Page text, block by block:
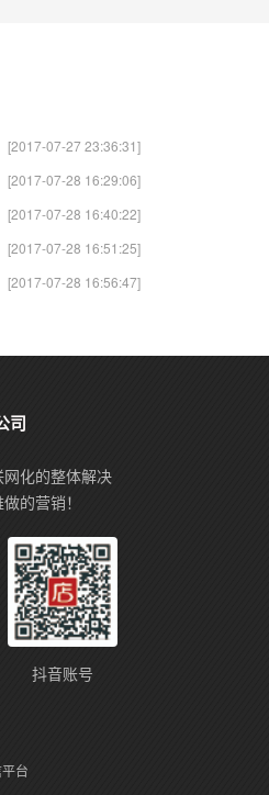
[2017-07-27 23:36:31]
[2017-07-28 16:29:06]
[2017-07-28 16:40:22]
[2017-07-28 16:51:25]
[2017-07-28 16:56:47]
司
化的整体解决
的营销！
抖音账号
台